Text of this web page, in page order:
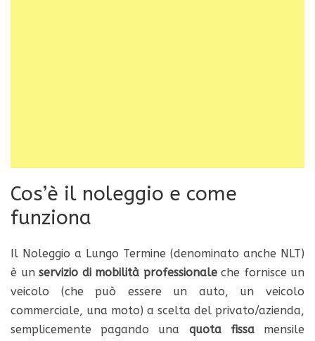
Cos’è il noleggio e come
funziona
Il Noleggio a Lungo Termine (denominato anche NLT)
è un servizio di mobilità professionaleche fornisce un
veicolo (che può essere un auto, un veicolo
commerciale, una moto) a scelta del privato/azienda,
semplicemente pagando una quota fissamensile